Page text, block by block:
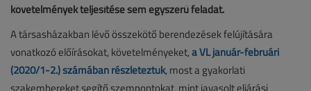
követelmények teljesítése sem egyszerű feladat.
A társasházakban lévő összekötő berendezések felújítására
vonatkozó előírásokat, követelményeket,a VL január-februári
(2020/1-2.) számában részleteztük, most a gyakorlati
szakembereket segítő szempontokat, mint javasolt eljárási